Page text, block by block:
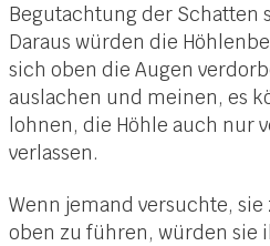
Begutachtung der Schatten
Daraus würden die
sich oben die Augen
auslachen und meinen, es
lohnen, die Höhle auch nur
verlassen.
Wenn jemand versuchte,
oben zu führen, würden sie